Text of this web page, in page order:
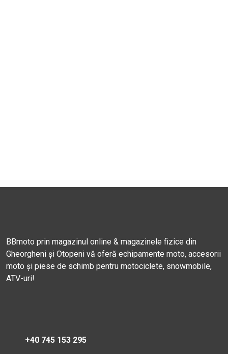
BBmoto prin magazinul online & magazinele fizice din
Gheorgheni și Otopeni vă oferă echipamente moto, accesorii
moto și piese de schimb pentru motociclete, snowmobile,
ATV-uri!
+40 745 153 295